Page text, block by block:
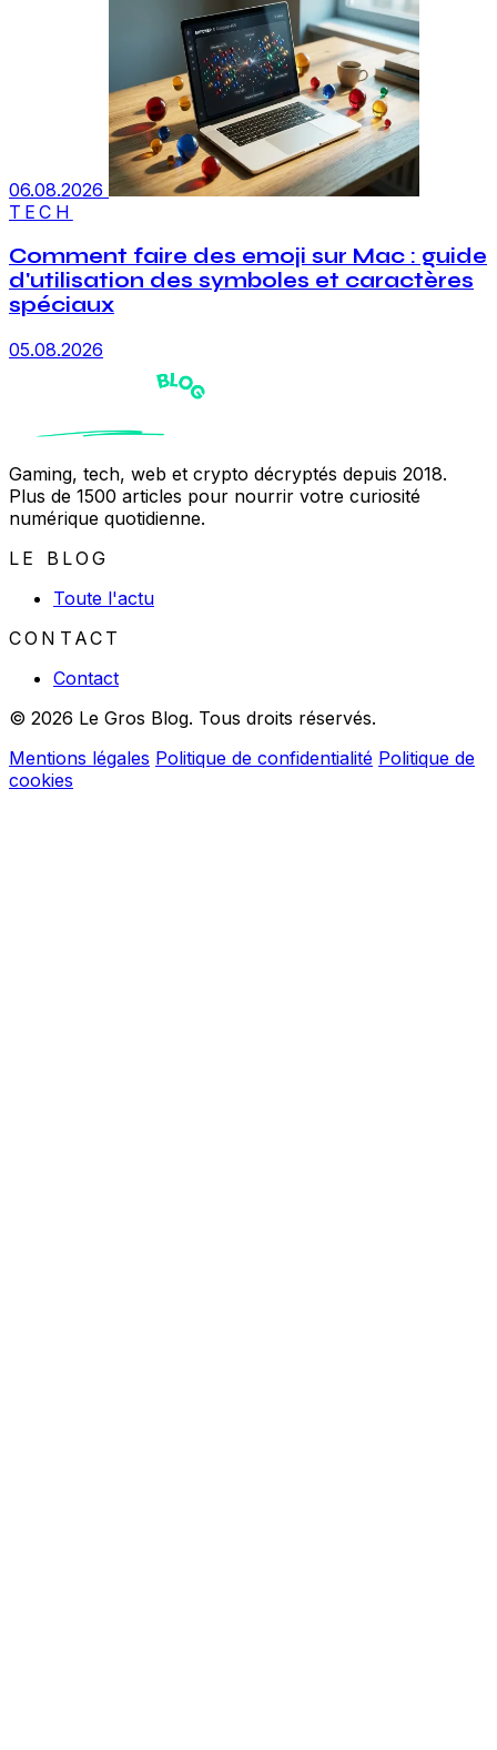
06.08.2026
TECH
Comment faire des emoji sur Mac : guide
d'utilisation des symboles et caractères
spéciaux
05.08.2026
Gaming, tech, web et crypto décryptés depuis 2018.
Plus de 1500 articles pour nourrir votre curiosité
numérique quotidienne.
LE BLOG
Toute l'actu
CONTACT
Contact
© 2026 Le Gros Blog. Tous droits réservés.
Mentions légales Politique de confidentialité Politique de
cookies